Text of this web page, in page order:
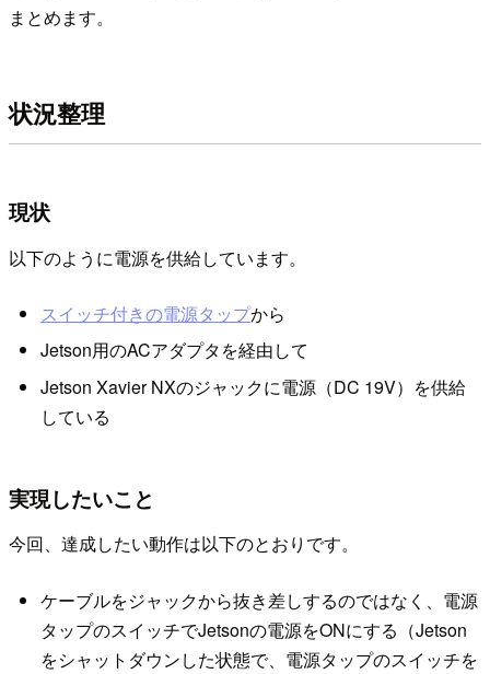
まとめます。
状況整理
現状
以下のように電源を供給しています。
スイッチ付きの電源タップから
Jetson用のACアダプタを経由して
Jetson Xavier NXのジャックに電源（DC 19V）を供給
している
実現したいこと
今回、達成したい動作は以下のとおりです。
ケーブルをジャックから抜き差しするのではなく、電源
タップのスイッチでJetsonの電源をONにする（Jetson
をシャットダウンした状態で、電源タップのスイッチを